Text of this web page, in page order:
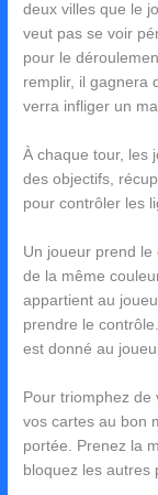
deux villes que le
veut pas se voir
pour le
remplir, il gagnera
verra infliger un
À chaque tour, les
des objectifs,
pour contrôler les
Un joueur prend le
de la même
appartient au
prendre le
est donné au
Pour triomphez
vos cartes au bon
portée. Prenez la
bloquez les autres